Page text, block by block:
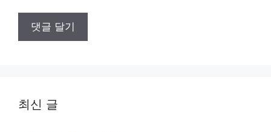
최신 글